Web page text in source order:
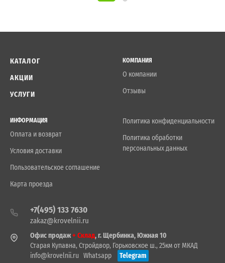
КАТАЛОГ
АКЦИИ
УСЛУГИ
КОМПАНИЯ
О компании
Отзывы
ИНФОРМАЦИЯ
Оплата и возврат
Условия доставки
Пользовательское соглашение
Карта проезда
Политика конфиденциальности
Политика обработки
персональных данных
+7(495) 133 7630
zakaz@krovelnii.ru
Офис продаж+ Склад, г. Щербинка, Южная 10
Старая Купавна, Стройдвор, Горьковское ш., 25км от МКАД
info@krovelnii.ru Whatsapp
Telegram